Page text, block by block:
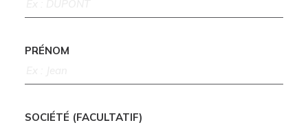
PRÉNOM
SOCIÉTÉ (FACULTATIF)